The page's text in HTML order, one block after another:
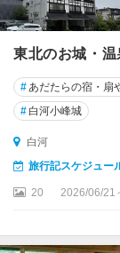
郡
須
賀
川
河
河
東北のお城・
#あだたらの宿・扇
# 白河小峰城
白河
旅行記スケジュー
20 2026/06/21